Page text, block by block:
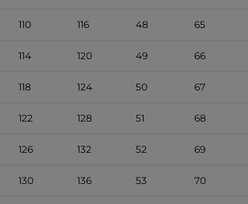
110 116 48 65
114 120 49 66
118 124 50 67
122 128 51 68
126 132 52 69
130 136 53 70